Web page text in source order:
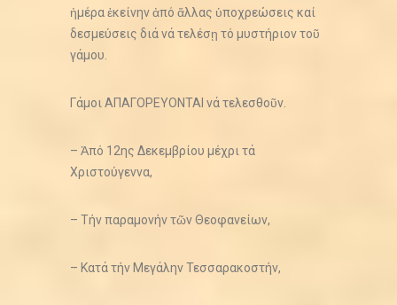
ἡμέρα ἐκείνην ἀπό ἄλλας ὑποχρεώσεις καί
δεσμεύσεις διά νά τελέσῃ τό μυστήριον τοῦ
γάμου.
Γάμοι ΑΠΑΓΟΡΕΥΟΝΤΑΙ νά τελεσθοῦν.
– Ἀπό 12ης Δεκεμβρίου μέχρι τά
Χριστούγεννα,
– Τήν παραμονήν τῶν Θεοφανείων,
– Κατά τήν Μεγάλην Τεσσαρακοστήν,